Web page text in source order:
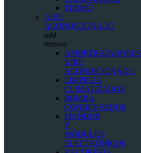
TERMO
AIRE
ACONDICIONADO
add
remove
AMORTIGUADORES
AIRE
ACONDICIONADO
LIMPIEZA
CLIMATIZADOR
BOMBA
CONDENSADOS
MANDOS
Y
MÓDULOS
ELECTRÓNICOS